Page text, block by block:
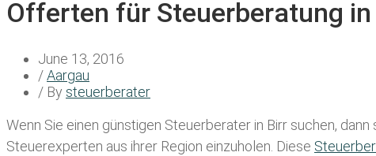
Offerten für Steuerberatung in
June 13, 2016
/Aargau
/ By steuerberater
Wenn Sie einen günstigen Steuerberater in Birr suchen,
Steuerexperten aus ihrer Region einzuholen. Diese